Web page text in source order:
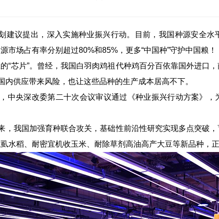
建议提出，深入实施种业振兴行动。目前，我国种源安全
市场占有率分别超过80%和85%，更多“中国种”守护中国粮！
“芯片”。曾经，我国白羽肉鸡祖代种鸡百分百依靠国外进口
内供应带来风险，也让这些品种的生产成本居高不下。
中央深改委第二十次会议审议通过《种业振兴行动方案》
，我国加强育种联合攻关，基础性前沿性研究实现多点突破
水稻、耐密宜机收玉米、耐除草剂高油高产大豆等新品种，